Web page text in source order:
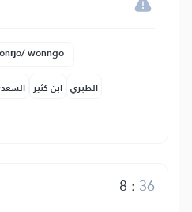
firo gonŋo/ wonngo
ابن كثير الطبري
8 : 36